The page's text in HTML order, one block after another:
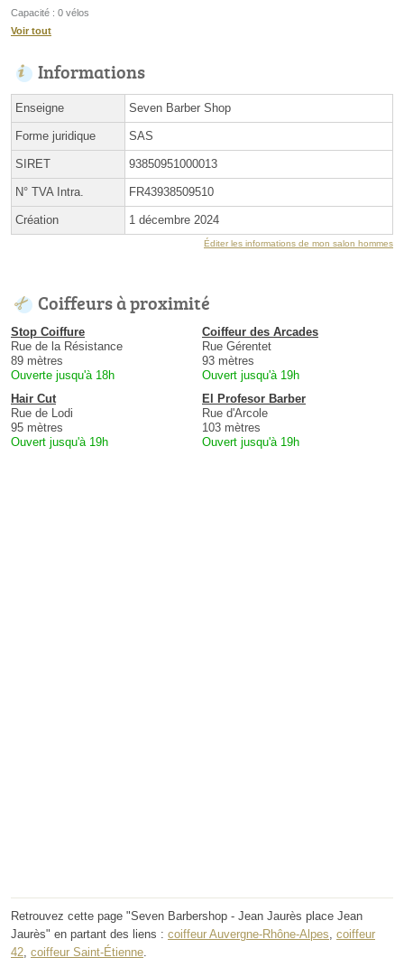
Capacité : 0 vélos
Voir tout
Informations
Enseigne Seven Barber Shop
Forme juridique SAS
SIRET 93850951000013
N° TVA Intra. FR43938509510
Création 1 décembre 2024
Éditer les informations de mon salon hommes
Coiffeurs à proximité
Stop Coiffure
Rue de la Résistance
89 mètres
Ouverte jusqu'à 18h
Coiffeur des Arcades
Rue Gérentet
93 mètres
Ouvert jusqu'à 19h
Hair Cut
Rue de Lodi
95 mètres
Ouvert jusqu'à 19h
El Profesor Barber
Rue d'Arcole
103 mètres
Ouvert jusqu'à 19h
Retrouvez cette page "Seven Barbershop - Jean Jaurès place Jean
Jaurès" en partant des liens : coiffeur Auvergne-Rhône-Alpes, coiffeur
42, coiffeur Saint-Étienne.